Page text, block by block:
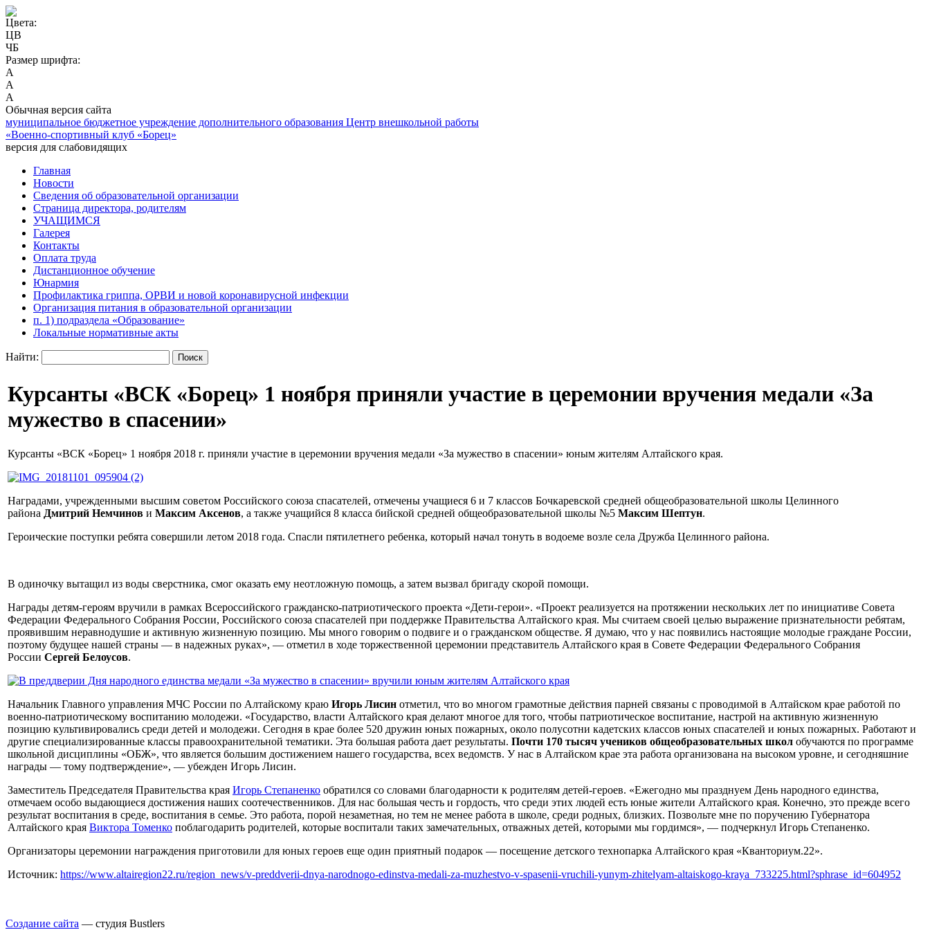
Цвета:
ЦВ
ЧБ
Размер шрифта:
А
А
А
Обычная версия сайта
муниципальное бюджетное учреждение дополнительного образования Центр внешкольной работы
«Военно-спортивный клуб «Борец»
версия для слабовидящих
Главная
Новости
Сведения об образовательной организации
Страница директора, родителям
УЧАЩИМСЯ
Галерея
Контакты
Оплата труда
Дистанционное обучение
Юнармия
Профилактика гриппа, ОРВИ и новой коронавирусной инфекции
Организация питания в образовательной организации
п. 1) подраздела «Образование»
Локальные нормативные акты
Найти:
Курсанты «ВСК «Борец» 1 ноября приняли участие в церемонии вручения медали «За
мужество в спасении»
Курсанты «ВСК «Борец» 1 ноября 2018 г. приняли участие в церемонии вручения медали «За мужество в спасении» юным жителям Алтайского края.
Наградами, учрежденными высшим советом Российского союза спасателей, отмечены учащиеся 6 и 7 классов Бочкаревской средней общеобразовательной школы Целинного
района Дмитрий Немчинов и Максим Аксенов, а также учащийся 8 класса бийской средней общеобразовательной школы №5 Максим Шептун.
Героические поступки ребята совершили летом 2018 года. Спасли пятилетнего ребенка, который начал тонуть в водоеме возле села Дружба Целинного района.
В одиночку вытащил из воды сверстника, смог оказать ему неотложную помощь, а затем вызвал бригаду скорой помощи.
Награды детям-героям вручили в рамках Всероссийского гражданско-патриотического проекта «Дети-герои». «Проект реализуется на протяжении нескольких лет по инициативе Совета
Федерации Федерального Собрания России, Российского союза спасателей при поддержке Правительства Алтайского края. Мы считаем своей целью выражение признательности ребятам,
проявившим неравнодушие и активную жизненную позицию. Мы много говорим о подвиге и о гражданском обществе. Я думаю, что у нас появились настоящие молодые граждане России,
поэтому будущее нашей страны — в надежных руках», — отметил в ходе торжественной церемонии представитель Алтайского края в Совете Федерации Федерального Собрания
России Сергей Белоусов.
Начальник Главного управления МЧС России по Алтайскому краю Игорь Лисин отметил, что во многом грамотные действия парней связаны с проводимой в Алтайском крае работой по
военно-патриотическому воспитанию молодежи. «Государство, власти Алтайского края делают многое для того, чтобы патриотическое воспитание, настрой на активную жизненную
позицию культивировались среди детей и молодежи. Сегодня в крае более 520 дружин юных пожарных, около полусотни кадетских классов юных спасателей и юных пожарных. Работают и
другие специализированные классы правоохранительной тематики. Эта большая работа дает результаты. Почти 170 тысяч учеников общеобразовательных школ обучаются по программе
школьной дисциплины «ОБЖ», что является большим достижением нашего государства, всех ведомств. У нас в Алтайском крае эта работа организована на высоком уровне, и сегодняшние
награды — тому подтверждение», — убежден Игорь Лисин.
Заместитель Председателя Правительства края Игорь Степаненко обратился со словами благодарности к родителям детей-героев. «Ежегодно мы празднуем День народного единства,
отмечаем особо выдающиеся достижения наших соотечественников. Для нас большая честь и гордость, что среди этих людей есть юные жители Алтайского края. Конечно, это прежде всего
результат воспитания в среде, воспитания в семье. Это работа, порой незаметная, но тем не менее работа в школе, среди родных, близких. Позвольте мне по поручению Губернатора
Алтайского края Виктора Томенко поблагодарить родителей, которые воспитали таких замечательных, отважных детей, которыми мы гордимся», — подчеркнул Игорь Степаненко.
Организаторы церемонии награждения приготовили для юных героев еще один приятный подарок — посещение детского технопарка Алтайского края «Кванториум.22».
Источник: https://www.altairegion22.ru/region_news/v-preddverii-dnya-narodnogo-edinstva-medali-za-muzhestvo-v-spasenii-vruchili-yunym-zhitelyam-altaiskogo-kraya_733225.html?sphrase_id=604952
Создание сайта — студия Bustlers